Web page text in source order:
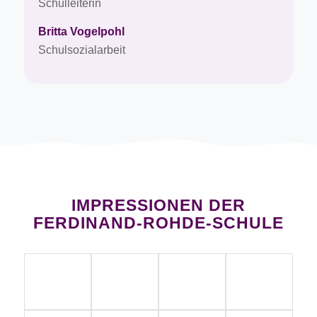
Schulleiterin
Britta Vogelpohl
Schulsozialarbeit
IMPRESSIONEN DER
FERDINAND-ROHDE-SCHULE